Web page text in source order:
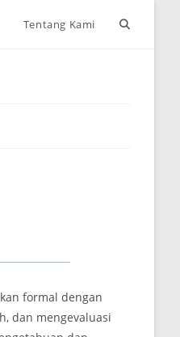
Tentang Kami Toggle
formal dengan
dan mengevaluasi